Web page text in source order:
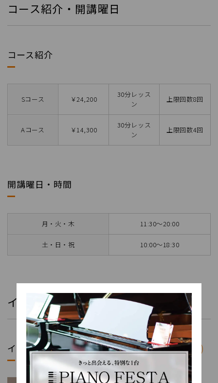
コース紹介・開講曜日
コース紹介
Sコース ￥24,200
30分レッス
ン
上限回数8回
Aコース ￥14,300
30分レッス
ン
上限回数4回
開講曜日・時間
月・火・木 11:30～20:00
土・日・祝 10:00～18:30
インストラクター紹介
インストラクター齋藤 陽萌(さいとう はるも)